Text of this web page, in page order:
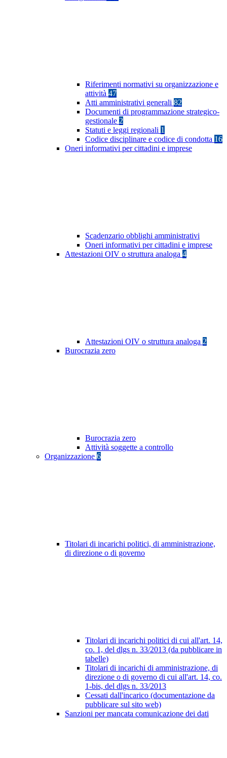
Riferimenti normativi su organizzazione e
attività 47
Atti amministrativi generali 82
Documenti di programmazione strategico-
gestionale 2
Statuti e leggi regionali 1
Codice disciplinare e codice di condotta 16
Oneri informativi per cittadini e imprese
Scadenzario obblighi amministrativi
Oneri informativi per cittadini e imprese
Attestazioni OIV o struttura analoga 4
Attestazioni OIV o struttura analoga 2
Burocrazia zero
Burocrazia zero
Attività soggette a controllo
Organizzazione 6
Titolari di incarichi politici, di amministrazione,
di direzione o di governo
Titolari di incarichi politici di cui all'art. 14,
co. 1, del dlgs n. 33/2013 (da pubblicare in
tabelle)
Titolari di incarichi di amministrazione, di
direzione o di governo di cui all'art. 14, co.
1-bis, del dlgs n. 33/2013
Cessati dall'incarico (documentazione da
pubblicare sul sito web)
Sanzioni per mancata comunicazione dei dati